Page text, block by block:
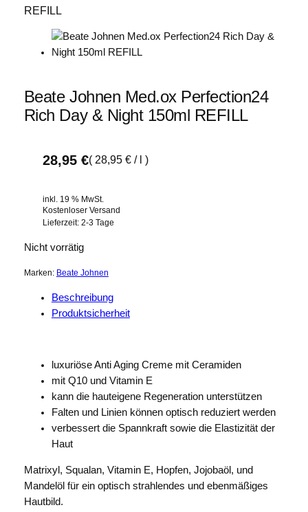
REFILL
Beate Johnen Med.ox Perfection24
Rich Day & Night 150ml REFILL
28,95 €( 28,95 €/ )
inkl. 19 % MwSt.
Kostenloser Versand
Lieferzeit: 2-3 Tage
Nicht vorrätig
Marken: Beate Johnen
Beschreibung
Produktsicherheit
luxuriöse Anti Aging Creme mit Ceramiden
mit Q10 und Vitamin E
kann die hauteigene Regeneration unterstützen
Falten und Linien können optisch reduziert werden
verbessert die Spannkraft sowie die Elastizität der
Haut
Matrixyl, Squalan, Vitamin E, Hopfen, Jojobaöl, und
Mandelöl für ein optisch strahlendes und ebenmäßiges
Hautbild.